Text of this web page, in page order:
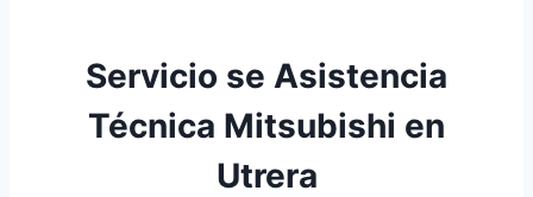
Servicio se Asistencia
Técnica Mitsubishi en
Utrera